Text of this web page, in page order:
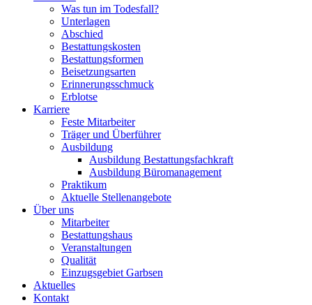
Was tun im Todesfall?
Unterlagen
Abschied
Bestattungskosten
Bestattungsformen
Beisetzungsarten
Erinnerungsschmuck
Erblotse
Karriere
Feste Mitarbeiter
Träger und Überführer
Ausbildung
Ausbildung Bestattungsfachkraft
Ausbildung Büromanagement
Praktikum
Aktuelle Stellenangebote
Über uns
Mitarbeiter
Bestattungshaus
Veranstaltungen
Qualität
Einzugsgebiet Garbsen
Aktuelles
Kontakt